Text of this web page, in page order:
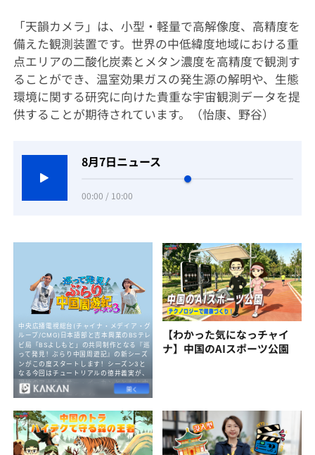
「天韻カメラ」は、小型・軽量で高解像度、高精度を
備えた観測装置です。世界の中低緯度地域における重
点エリアの二酸化炭素とメタン濃度を高精度で観測す
ることができ、温室効果ガスの発生源の解明や、生態
環境に関する研究に向けた貴重な宇宙観測データを提
供することが期待されています。（怡康、野谷）
8月7日ニュース
00:00 / 10:00
【わかった気になっチャイ
ナ】中国のAIスポーツ公園